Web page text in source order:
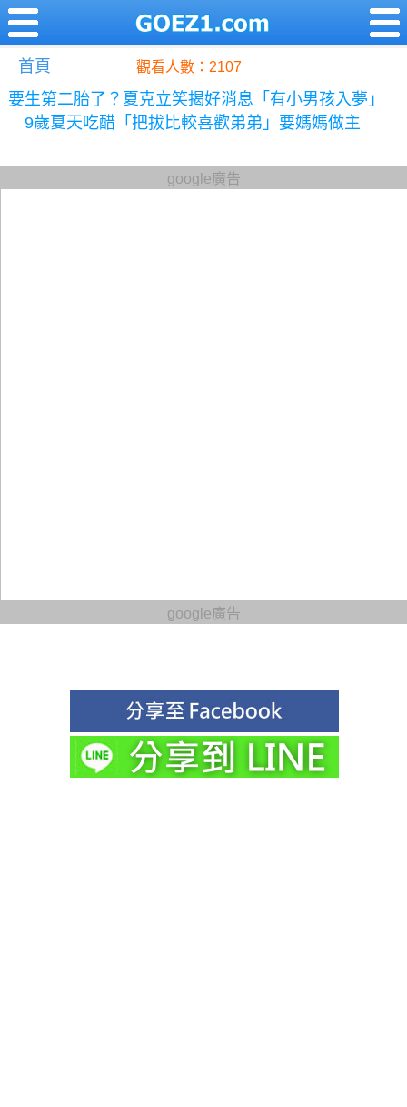
首頁 觀看人數：2107
要生第二胎了？夏克立笑揭好消息「有小男孩入夢」
9歲夏天吃醋「把拔比較喜歡弟弟」要媽媽做主
google廣告
google廣告